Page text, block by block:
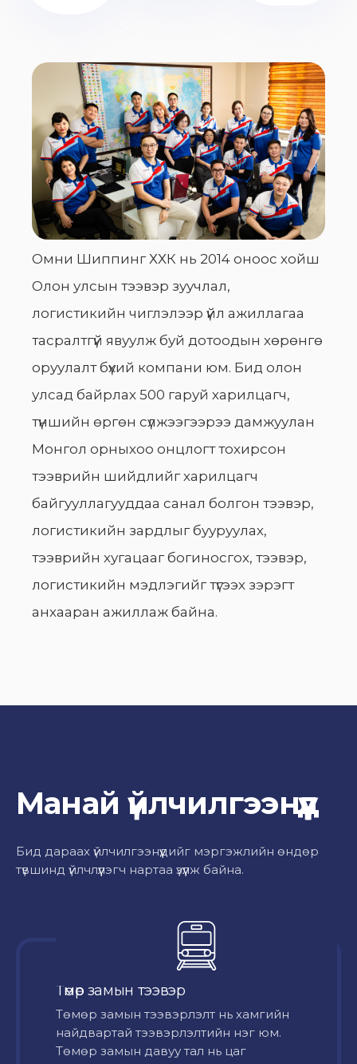
Омни Шиппинг ХХК нь 2014 оноос хойш
Олон улсын тээвэр зуучлал,
логистикийн чиглэлээр үйл ажиллагаа
тасралтгүй явуулж буй дотоодын хөрөнгө
оруулалт бүхий компани юм. Бид олон
улсад байрлах 500 гаруй харилцагч,
түншийн өргөн сүлжээгээрээ дамжуулан
Монгол орныхоо онцлогт тохирсон
тээврийн шийдлийг харилцагч
байгууллагууддаа санал болгон тээвэр,
логистикийн зардлыг бууруулах,
тээврийн хугацааг богиносгох, тээвэр,
логистикийн мэдлэгийг түгээх зэрэгт
анхааран ажиллаж байна.
Манай үйлчилгээнүүд
Бид дараах үйлчилгээнүүдийг мэргэжлийн өндөр
түвшинд үйлчлүүлэгч нартаа үзүүлж байна.
Төмөр замын тээвэр
Төмөр замын тээвэрлэлт нь хамгийн
найдвартай тээвэрлэлтийн нэг юм.
Төмөр замын давуу тал нь цаг